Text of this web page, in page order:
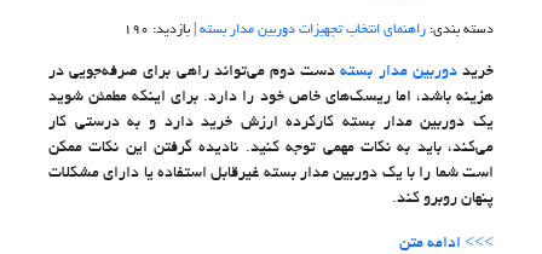
دسته بندی: راهنمای انتخاب تجهیزات دوربین مدار بسته | بازدید: 190
خریددوربین مدار بستهدست دوم می‌تواند راهی برای صرفه‌جویی در
هزینه باشد، اما ریسک‌های خاص خود را دارد. برای اینکه مطمئن شوید
یک دوربین مدار بسته کارکرده ارزش خرید دارد و به درستی کار
می‌کند، باید به نکات مهمی توجه کنید. نادیده گرفتن این نکات ممکن
است شما را با یک دوربین مدار بسته غیرقابل استفاده یا دارای مشکلات
پنهان روبرو کند.
>>> ادامه متن